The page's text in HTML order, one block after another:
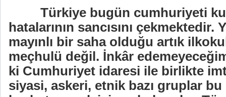
Türkiye bugün cumhuriyeti
hatalarının sancısını çekmektedir.
mayınlı bir saha olduğu artık
meçhulü değil. İnkâr
ki Cumhuriyet idaresi ile birlikte
siyasi, askeri, etnik bazı gruplar bu